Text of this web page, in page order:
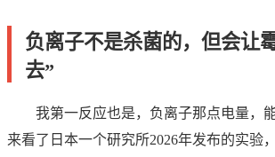
负离子不是杀菌的，但会让
去”
我第一反应也是，负离子那点电量，
来看了日本一个研究所2026年发布的实验